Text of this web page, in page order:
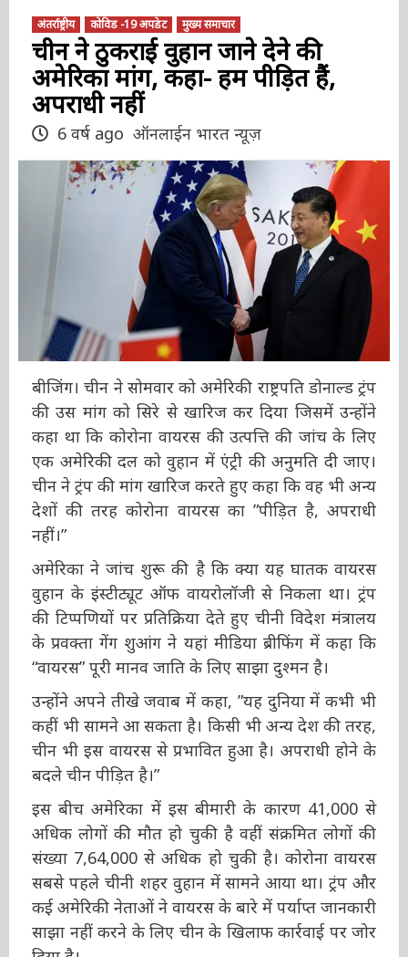
अंतर्राष्ट्रीय कोविड -19 अपडेट मुख्य समाचार
चीन ने ठुकराई वुहान जाने देने की
अमेरिका मांग, कहा- हम पीड़ित हैं,
अपराधी नहीं
6 वर्ष ago ऑनलाईन भारत न्यूज़
बीजिंग। चीन ने सोमवार को अमेरिकी राष्ट्रपति डोनाल्ड
ट्रंप की उस मांग को सिरे से खारिज कर दिया जिसमें
उन्होंने कहा था कि कोरोना वायरस की उत्पत्ति की जांच
के लिए एक अमेरिकी दल को वुहान में एंट्री की अनुमति
दी जाए। चीन ने ट्रंप की मांग खारिज करते हुए कहा कि
वह भी अन्य देशों की तरह कोरोना वायरस का ”पीड़ित
है, अपराधी नहीं।”
अमेरिका ने जांच शुरू की है कि क्या यह घातक वायरस
वुहान के इंस्टीट्यूट ऑफ वायरोलॉजी से निकला था। ट्रंप
की टिप्पणियों पर प्रतिक्रिया देते हुए चीनी विदेश मंत्रालय
के प्रवक्ता गेंग शुआंग ने यहां मीडिया ब्रीफिंग में कहा कि
“वायरस” पूरी मानव जाति के लिए साझा दुश्मन है।
उन्होंने अपने तीखे जवाब में कहा, ”यह दुनिया में कभी
भी कहीं भी सामने आ सकता है। किसी भी अन्य देश की
तरह, चीन भी इस वायरस से प्रभावित हुआ है। अपराधी
होने के बदले चीन पीड़ित है।”
इस बीच अमेरिका में इस बीमारी के कारण 41,000 से
अधिक लोगों की मौत हो चुकी है वहीं संक्रमित लोगों की
संख्या 7,64,000 से अधिक हो चुकी है। कोरोना वायरस
सबसे पहले चीनी शहर वुहान में सामने आया था। ट्रंप
और कई अमेरिकी नेताओं ने वायरस के बारे में पर्याप्त
जानकारी साझा नहीं करने के लिए चीन के खिलाफ
कार्रवाई पर जोर दिया है।